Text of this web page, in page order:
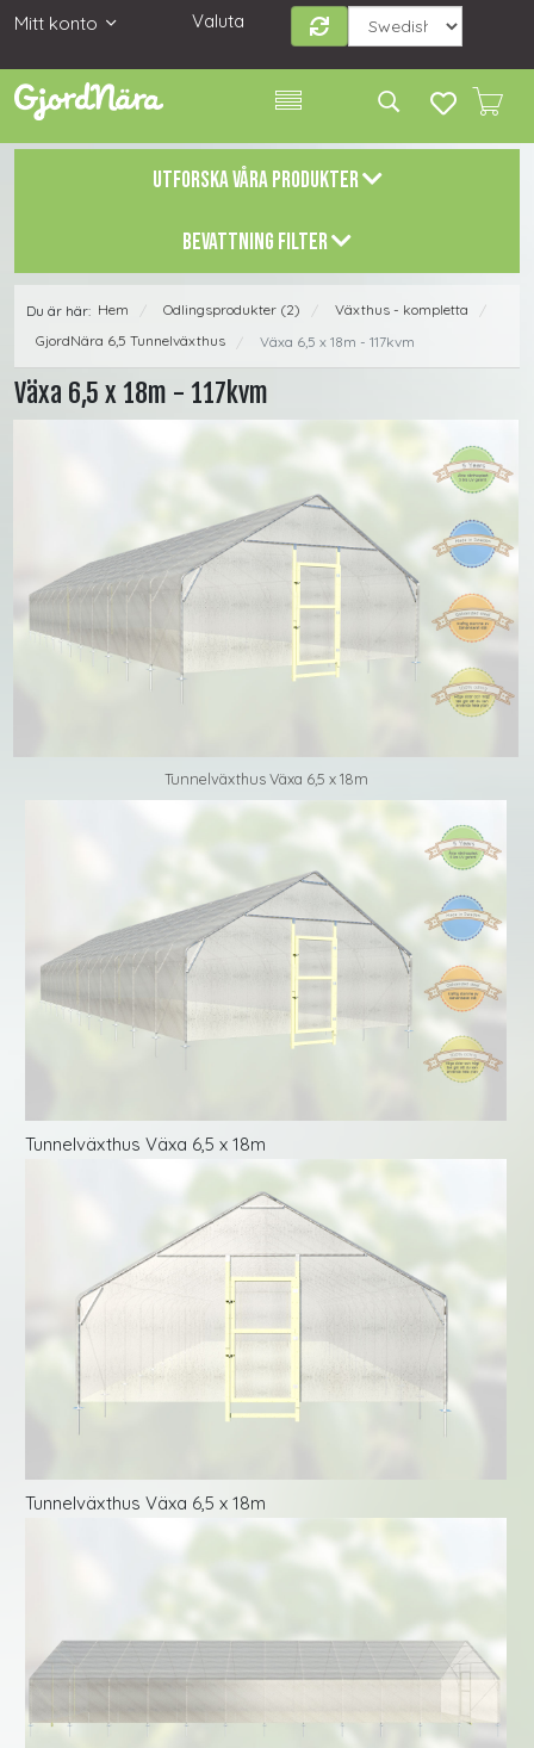
Mitt konto Valuta
UTFORSKA VÅRA PRODUKTER
BEVATTNING FILTER
Du är här: Hem / Odlingsprodukter (2) / Växthus - kompletta
/
GjordNära 6,5 Tunnelväxthus
/ Växa 6,5 x 18m - 117kvm
Växa 6,5 x 18m - 117kvm
Tunnelväxthus Växa 6,5 x 18m
Tunnelväxthus Växa 6,5 x 18m
Tunnelväxthus Växa 6,5 x 18m